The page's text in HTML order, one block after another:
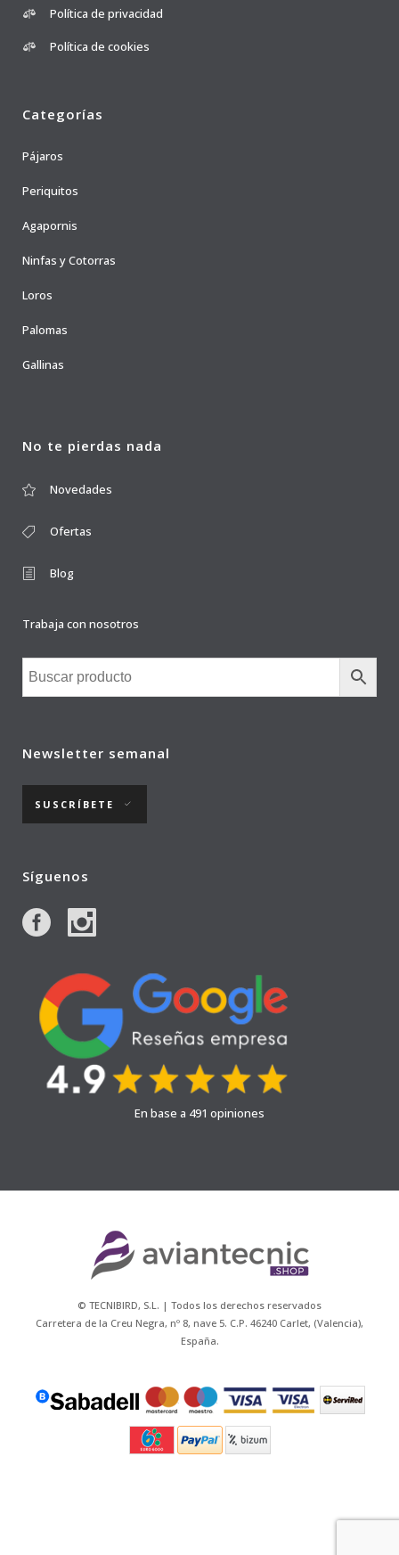
Política de privacidad
Política de cookies
Categorías
Pájaros
Periquitos
Agapornis
Ninfas y Cotorras
Loros
Palomas
Gallinas
No te pierdas nada
Novedades
Ofertas
Blog
Trabaja con nosotros
Newsletter semanal
SUSCRÍBETE
Síguenos
En base a 491 opiniones
© TECNIBIRD, S.L. | Todos los derechos reservados
Carretera de la Creu Negra, nº 8, nave 5. C.P. 46240 Carlet, (Valencia),
España.